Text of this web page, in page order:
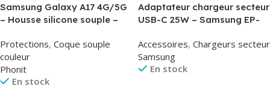
Samsung Galaxy A17 4G/5G
– Housse silicone souple –
Protections, Coque souple
couleur
Phonit
En stock
Adaptateur chargeur secteur
USB-C 25W – Samsung EP-
Packaging Original
Accessoires, Chargeurs secteur
Samsung
En stock